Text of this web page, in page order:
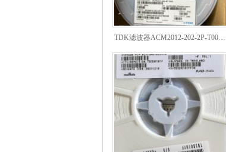
TDK滤波器ACM2012-202-2P-T002参数